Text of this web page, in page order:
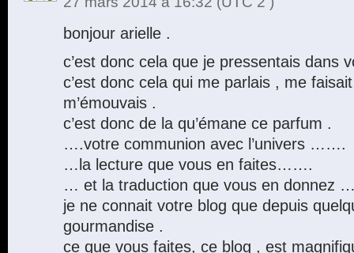
bonjour arielle .
c’est donc cela que je pressentais dans
c’est donc cela qui me parlais , me
m’émouvais .
c’est donc de la qu’émane ce parfum .
….votre communion avec l’univers …….
…la lecture que vous en faites…….
… et la traduction que vous en donnez
je ne connait votre blog que depuis
gourmandise .
ce que vous faites, ce blog , est